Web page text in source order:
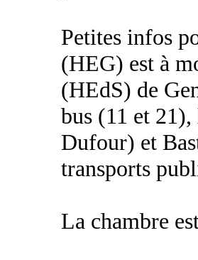
Petites infos
(HEG) est à
(HEdS) de
bus (11 et
Dufour) et
transports
La chambre